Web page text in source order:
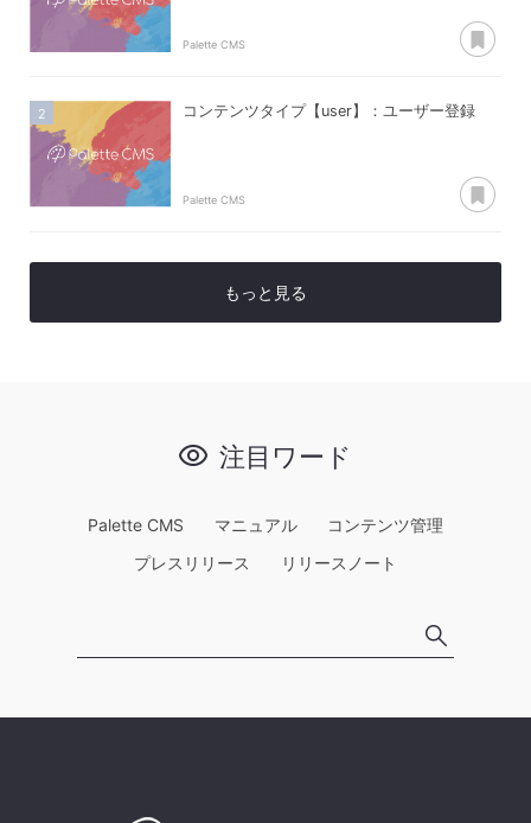
Palette CMS
コンテンツタイプ【user】：ユーザー登録
Palette CMS
もっと見る
注目ワード
Palette CMS マニュアル
コンテンツ管理
プレスリリース
リリースノート